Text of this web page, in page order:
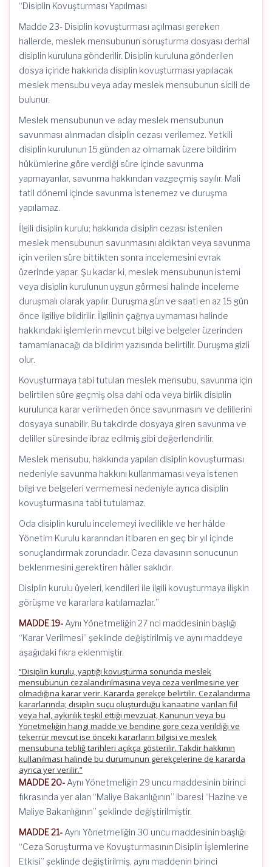
“Disiplin Kovuşturması Yapılması
Madde 23- Disiplin kovuşturması açılması gereken
hallerde, meslek mensubunun soruşturma dosyası derhal
disiplin kuruluna gönderilir. Disiplin kuruluna gönderilen
dosya içinde hakkında disiplin kovuşturması yapılacak
meslek mensubu veya aday meslek mensubunun sicili de
bulunur.
Meslek mensubunun ve aday meslek mensubunun
savunması alınmadan disiplin cezası verilemez. Yetkili
disiplin kurulunun 15 günden az olmamak üzere bildirim
hükümlerine göre verdiği süre içinde savunma
yapmayanlar, savunma hakkından vazgeçmiş sayılır. Mali
tatil dönemi içinde savunma istenemez ve duruşma
yapılamaz.
İlgili disiplin kurulu; hakkında disiplin cezası istenilen
meslek mensubunun savunmasını aldıktan veya savunma
için verilen süre bittikten sonra incelemesini evrak
üzerinde yapar. Şu kadar ki, meslek mensubunun istemi
veya disiplin kurulunun uygun görmesi halinde inceleme
duruşmalı olarak yapılır. Duruşma gün ve saati en az 15 gün
önce ilgiliye bildirilir. İlgilinin çağrıya uymaması halinde
hakkındaki işlemlerin mevcut bilgi ve belgeler üzerinden
tamamlanacağı da bildirim yazısında belirtilir. Duruşma gizli
olur.
Kovuşturmaya tabi tutulan meslek mensubu, savunma için
belirtilen süre geçmiş olsa dahi oda veya birlik disiplin
kurulunca karar verilmeden önce savunmasını ve delillerini
dosyaya sunabilir. Bu takdirde dosyaya giren savunma ve
deliller süresinde ibraz edilmiş gibi değerlendirilir.
Meslek mensubu, hakkında yapılan disiplin kovuşturması
nedeniyle savunma hakkını kullanmaması veya istenen
bilgi ve belgeleri vermemesi nedeniyle ayrıca disiplin
kovuşturmasına tabi tutulamaz.
Oda disiplin kurulu incelemeyi ivedilikle ve her hâlde
Yönetim Kurulu kararından itibaren en geç bir yıl içinde
sonuçlandırmak zorundadır. Ceza davasının sonucunun
beklenmesini gerektiren hâller saklıdır.
Disiplin kurulu üyeleri, kendileri ile ilgili kovuşturmaya ilişkin
görüşme ve kararlara katılamazlar.”
MADDE 19- Aynı Yönetmeliğin 27 nci maddesinin başlığı
“Karar Verilmesi” şeklinde değiştirilmiş ve aynı maddeye
aşağıdaki fıkra eklenmiştir.
“Disiplin kurulu, yaptığı kovuşturma sonunda meslek
mensubunun cezalandırılmasına veya ceza verilmesine yer
olmadığına karar verir. Kararda gerekçe belirtilir. Cezalandırma
kararlarında; disiplin suçu oluşturduğu kanaatine varılan fiil
veya hal, aykırılık teşkil ettiği mevzuat, Kanunun veya bu
Yönetmeliğin hangi madde ve bendine göre ceza verildiği ve
tekerrür mevcut ise önceki kararların bilgisi ve meslek
mensubuna tebliğ tarihleri açıkça gösterilir. Takdir hakkının
kullanılması halinde bu durumunun gerekçelerine de kararda
ayrıca yer verilir.”
MADDE 20- Aynı Yönetmeliğin 29 uncu maddesinin birinci
fıkrasında yer alan “Maliye Bakanlığının” ibaresi “Hazine ve
Maliye Bakanlığının” şeklinde değiştirilmiştir.
MADDE 21- Aynı Yönetmeliğin 30 uncu maddesinin başlığı
“Ceza Soruşturma ve Kovuşturmasının Disiplin İşlemlerine
Etkisi” şeklinde değiştirilmiş, aynı maddenin birinci